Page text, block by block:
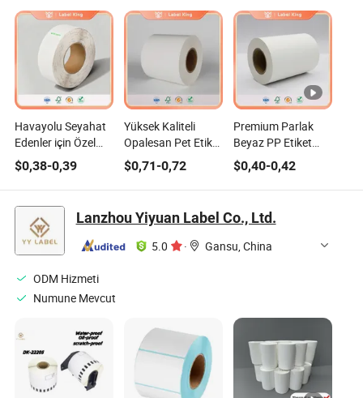
Havayolu Seyahat
Edenler için Özel
Baskılı Bagaj Etiketi
Malzemesi
$0,38-0,39
Yüksek Kaliteli
Opalesan Pet Etiket
Filmi Yaratıcı
Ambalajlama için
$0,71-0,72
Premium Parlak
Beyaz PP Etiket
Filmi Güçlü
Yapışkanlı Baskı
İçin
$0,40-0,42
Lanzhou Yiyuan Label Co., Ltd.
5.0 · Gansu, China
ODM Hizmeti
Numune Mevcut